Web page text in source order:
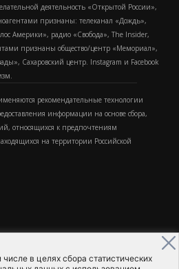
в целях сбора статистических
деятельность «Открытой России»,
признаны: телеканал «Дождь»,
Америки», радио «Свобода», The Insider,
признаны общество/центр «Мемориал»,
Сахаровский центр. Instagram и Facebook
рекомендательные технологии
информации на основе сбора,
относящихся к предпочтениям
на территории Российской